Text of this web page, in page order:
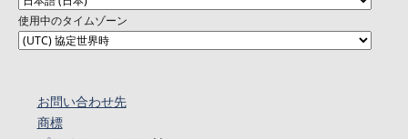
使用中のタイムゾーン
お問い合わせ先
商標